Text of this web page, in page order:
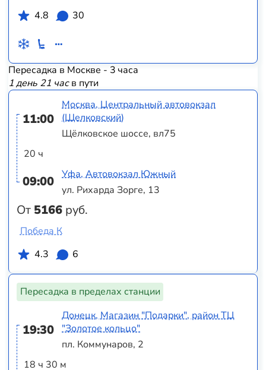
4.8
30
Пересадка в Москве - 3 часа
1 день 21 часв пути
11:00
20 ч
09:00
От 5166 руб.
Москва, Центральный автовокзал
(Щелковский)
Щёлковское шоссе, вл75
Уфа, Автовокзал Южный
ул. Рихарда Зорге, 13
Победа К
4.3
6
Пересадка в пределах станции
19:30
18 ч 30 м
Донецк, Магазин "Подарки", район ТЦ
"Золотое кольцо"
пл. Коммунаров, 2